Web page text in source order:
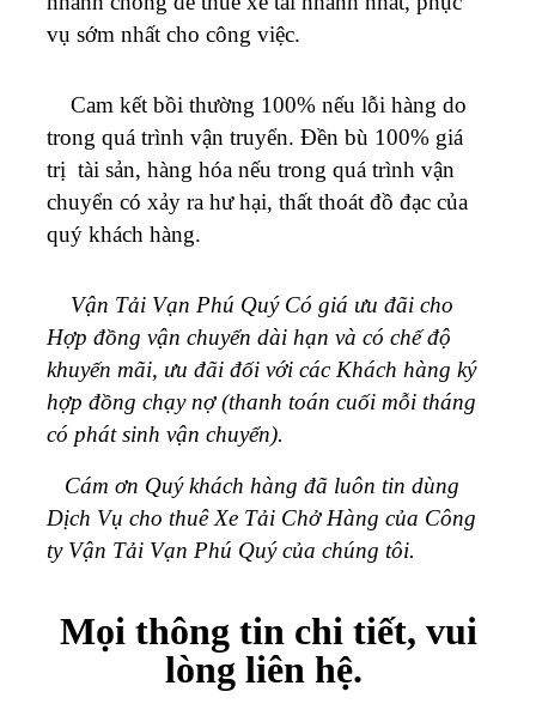
vụ sớm nhất cho công việc.
Cam kết bồi thường 100% nếu lỗi hàng do
trong quá trình vận truyển. Đền bù 100% giá
trị tài sản, hàng hóa nếu trong quá trình vận
chuyển có xảy ra hư hại, thất thoát đồ đạc của
quý khách hàng.
Vận Tải Vạn Phú Quý Có giá ưu đãi cho
Hợp đồng vận chuyển dài hạn và có chế độ
khuyến mãi, ưu đãi đối với các Khách hàng ký
hợp đồng chạy nợ (thanh toán cuối mỗi tháng
có phát sinh vận chuyển).
Cám ơn Quý khách hàng đã luôn tin dùng
Dịch Vụ cho thuê Xe Tải Chở Hàng của Công
ty Vận Tải Vạn Phú Quý của chúng tôi.
Mọi thông tin chi tiết, vui
lòng liên hệ.